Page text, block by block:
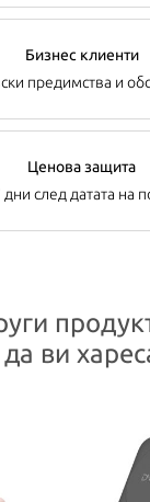
Бизнес клиенти
предимства и
Ценова защита
след датата на
ви